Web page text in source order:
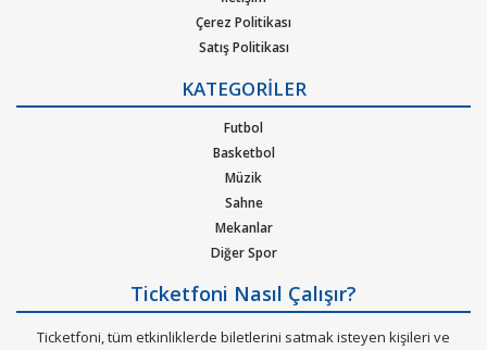
Çerez Politikası
Satış Politikası
Kurumsal Ağırlama
Nasıl Çalışır
Bilet Tipi ve Teslimat
Üyelik Doğrulama
Sık Sorulan Sorular
KATEGORİLER
Futbol
Basketbol
Müzik
Sahne
Mekanlar
Diğer Spor
Ticketfoni Nasıl Çalışır?
Ticketfoni, tüm etkinliklerde biletlerini satmak isteyen kişileri ve